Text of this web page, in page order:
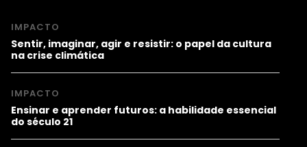
IMPACTO
Sentir, imaginar, agir e resistir: o papel da cultura
na crise climática
IMPACTO
Ensinar e aprender futuros: a habilidade essencial
do século 21